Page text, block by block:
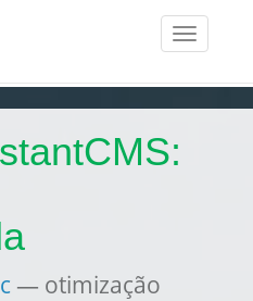
Toggle
— otimização